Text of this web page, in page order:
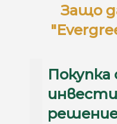
Защо
Покупка